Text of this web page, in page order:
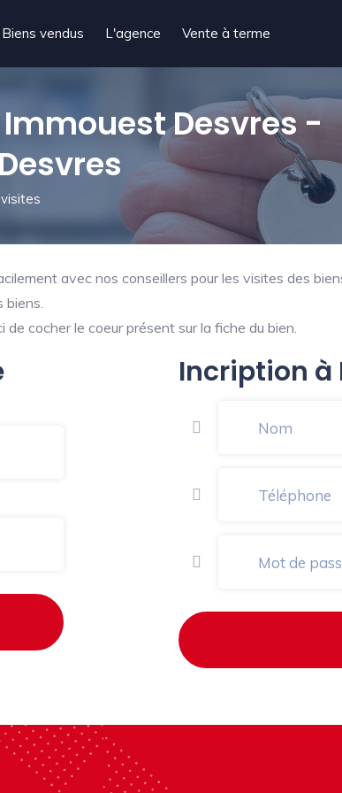
Biens vendus L'agence Vente à terme
Desvres -
avec nos conseillers pour les visites des
biens.
cocher le coeur présent sur la fiche du bien.
Incription